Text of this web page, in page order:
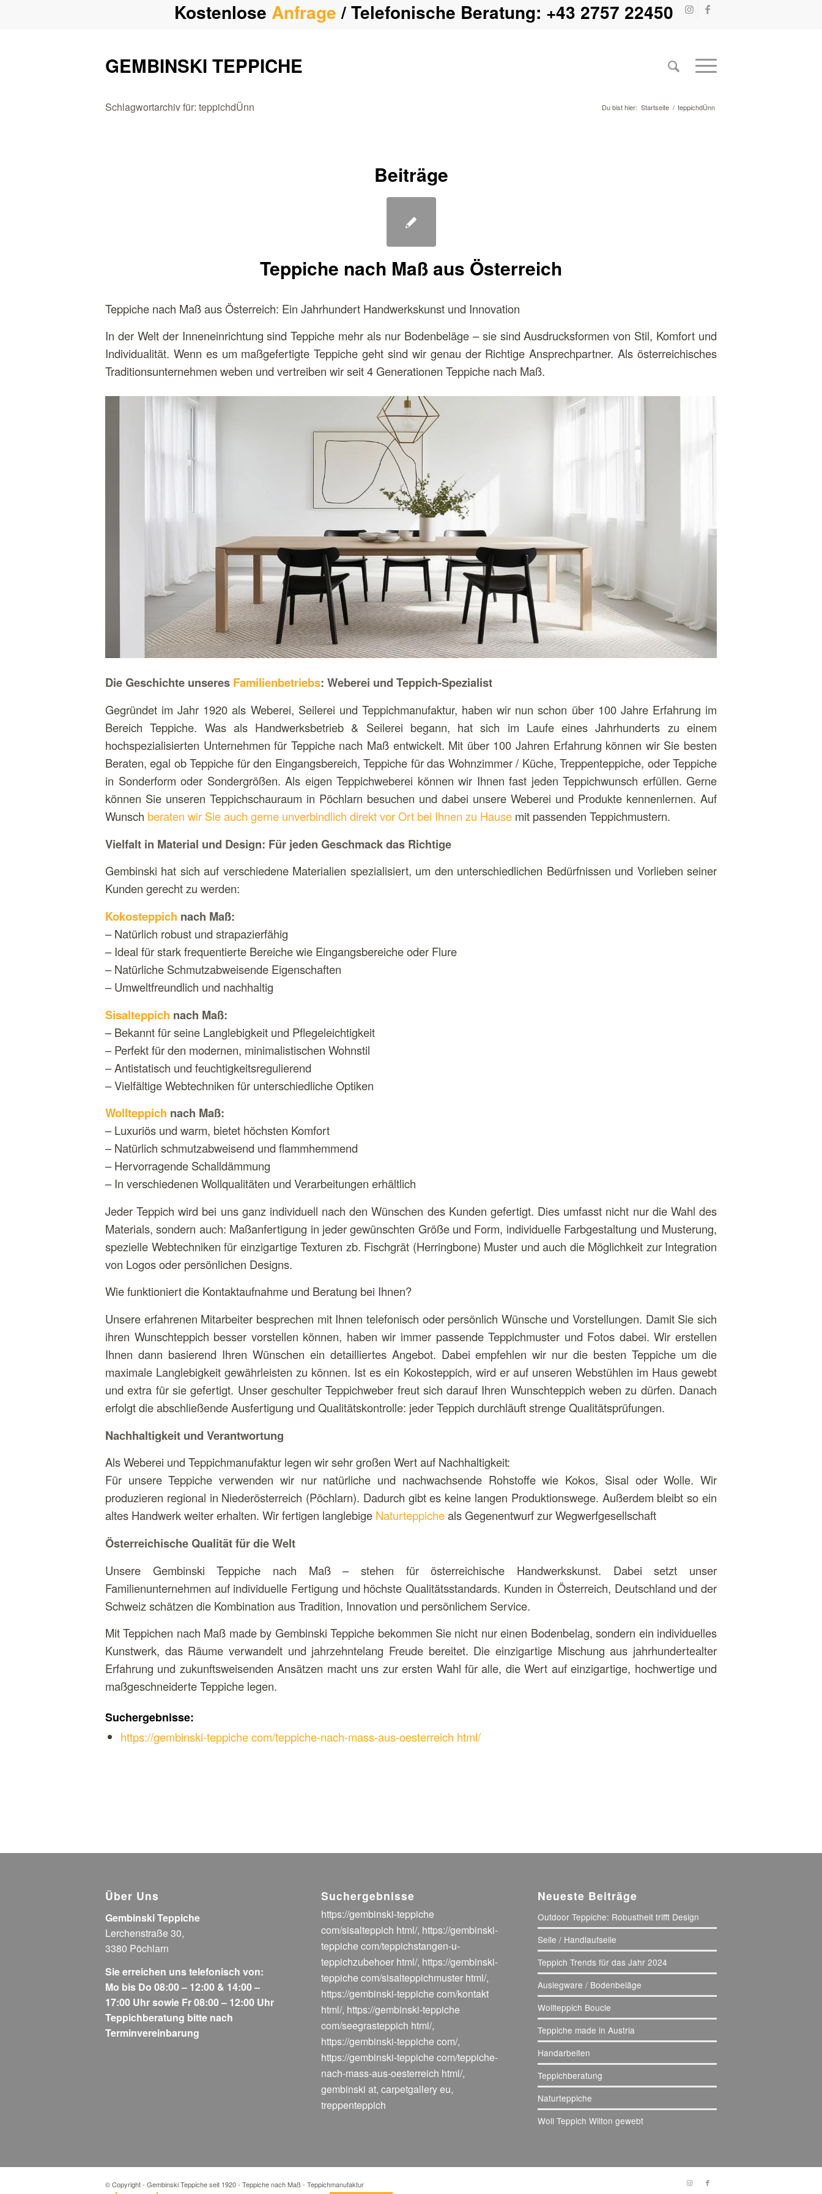
Kostenlose Anfrage/ Telefonische Beratung: +43 2757 22450
GEMBINSKI TEPPICHE
Schlagwortarchiv für: teppichdÜnn Du bist hier: Startseite / teppichdÜnn
Beiträge
Teppiche nach Maß aus Österreich
Teppiche nach Maß aus Österreich: Ein Jahrhundert Handwerkskunst und Innovation
In der Welt der Inneneinrichtung sind Teppiche mehr als nur Bodenbeläge – sie sind Ausdrucksformen von Stil, Komfort und
Individualität. Wenn es um maßgefertigte Teppiche geht sind wir genau der Richtige Ansprechpartner. Als österreichisches
Traditionsunternehmen weben und vertreiben wir seit 4 Generationen Teppiche nach Maß.
Die Geschichte unseres Familienbetriebs: Weberei und Teppich-Spezialist
Gegründet im Jahr 1920 als Weberei, Seilerei und Teppichmanufaktur, haben wir nun schon über 100 Jahre Erfahrung im
Bereich Teppiche. Was als Handwerksbetrieb & Seilerei begann, hat sich im Laufe eines Jahrhunderts zu einem
hochspezialisierten Unternehmen für Teppiche nach Maß entwickelt. Mit über 100 Jahren Erfahrung können wir Sie besten
Beraten, egal ob Teppiche für den Eingangsbereich, Teppiche für das Wohnzimmer / Küche, Treppenteppiche, oder Teppiche
in Sonderform oder Sondergrößen. Als eigen Teppichweberei können wir Ihnen fast jeden Teppichwunsch erfüllen. Gerne
können Sie unseren Teppichschauraum in Pöchlarn besuchen und dabei unsere Weberei und Produkte kennenlernen. Auf
Wunsch beraten wir Sie auch gerne unverbindlich direkt vor Ort bei Ihnen zu Hause mit passenden Teppichmustern.
Vielfalt in Material und Design: Für jeden Geschmack das Richtige
Gembinski hat sich auf verschiedene Materialien spezialisiert, um den unterschiedlichen Bedürfnissen und Vorlieben seiner
Kunden gerecht zu werden:
Kokosteppich nach Maß:
– Natürlich robust und strapazierfähig
– Ideal für stark frequentierte Bereiche wie Eingangsbereiche oder Flure
– Natürliche Schmutzabweisende Eigenschaften
– Umweltfreundlich und nachhaltig
Sisalteppich nach Maß:
– Bekannt für seine Langlebigkeit und Pflegeleichtigkeit
– Perfekt für den modernen, minimalistischen Wohnstil
– Antistatisch und feuchtigkeitsregulierend
– Vielfältige Webtechniken für unterschiedliche Optiken
Wollteppich nach Maß:
– Luxuriös und warm, bietet höchsten Komfort
– Natürlich schmutzabweisend und flammhemmend
– Hervorragende Schalldämmung
– In verschiedenen Wollqualitäten und Verarbeitungen erhältlich
Jeder Teppich wird bei uns ganz individuell nach den Wünschen des Kunden gefertigt. Dies umfasst nicht nur die Wahl des
Materials, sondern auch: Maßanfertigung in jeder gewünschten Größe und Form, individuelle Farbgestaltung und Musterung,
spezielle Webtechniken für einzigartige Texturen zb. Fischgrät (Herringbone) Muster und auch die Möglichkeit zur Integration
von Logos oder persönlichen Designs.
Wie funktioniert die Kontaktaufnahme und Beratung bei Ihnen?
Unsere erfahrenen Mitarbeiter besprechen mit Ihnen telefonisch oder persönlich Wünsche und Vorstellungen. Damit Sie sich
ihren Wunschteppich besser vorstellen können, haben wir immer passende Teppichmuster und Fotos dabei. Wir erstellen
Ihnen dann basierend Ihren Wünschen ein detailliertes Angebot. Dabei empfehlen wir nur die besten Teppiche um die
maximale Langlebigkeit gewährleisten zu können. Ist es ein Kokosteppich, wird er auf unseren Webstühlen im Haus gewebt
und extra für sie gefertigt. Unser geschulter Teppichweber freut sich darauf Ihren Wunschteppich weben zu dürfen. Danach
erfolgt die abschließende Ausfertigung und Qualitätskontrolle: jeder Teppich durchläuft strenge Qualitätsprüfungen.
Nachhaltigkeit und Verantwortung
Als Weberei und Teppichmanufaktur legen wir sehr großen Wert auf Nachhaltigkeit:
Für unsere Teppiche verwenden wir nur natürliche und nachwachsende Rohstoffe wie Kokos, Sisal oder Wolle. Wir
produzieren regional in Niederösterreich (Pöchlarn). Dadurch gibt es keine langen Produktionswege. Außerdem bleibt so ein
altes Handwerk weiter erhalten. Wir fertigen langlebige Naturteppicheals Gegenentwurf zur Wegwerfgesellschaft
Österreichische Qualität für die Welt
Unsere Gembinski Teppiche nach Maß – stehen für österreichische Handwerkskunst. Dabei setzt unser
Familienunternehmen auf individuelle Fertigung und höchste Qualitätsstandards. Kunden in Österreich, Deutschland und der
Schweiz schätzen die Kombination aus Tradition, Innovation und persönlichem Service.
Mit Teppichen nach Maß made by Gembinski Teppiche bekommen Sie nicht nur einen Bodenbelag, sondern ein individuelles
Kunstwerk, das Räume verwandelt und jahrzehntelang Freude bereitet. Die einzigartige Mischung aus jahrhundertealter
Erfahrung und zukunftsweisenden Ansätzen macht uns zur ersten Wahl für alle, die Wert auf einzigartige, hochwertige und
maßgeschneiderte Teppiche legen.
Suchergebnisse:
https://gembinski-teppiche com/teppiche-nach-mass-aus-oesterreich html/
Über Uns
Gembinski Teppiche
Lerchenstraße 30,
3380 Pöchlarn
Sie erreichen uns telefonisch von:
Mo bis Do 08:00 – 12:00 & 14:00 –
17:00 Uhr sowie Fr 08:00 – 12:00 Uhr
Teppichberatung bitte nach
Terminvereinbarung
Suchergebnisse
https://gembinski-teppiche
com/sisalteppich html/, https://gembinski-
teppiche com/teppichstangen-u-
teppichzubehoer html/, https://gembinski-
teppiche com/sisalteppichmuster html/,
https://gembinski-teppiche com/kontakt
html/, https://gembinski-teppiche
com/seegrasteppich html/,
https://gembinski-teppiche com/,
https://gembinski-teppiche com/teppiche-
nach-mass-aus-oesterreich html/,
gembinski at,carpetgallery eu,
treppenteppich
Neueste Beiträge
Outdoor Teppiche: Robustheit trifft Design
Seile / Handlaufseile
Teppich Trends für das Jahr 2024
Auslegware / Bodenbeläge
Wollteppich Boucle
Teppiche made in Austria
Handarbeiten
Teppichberatung
Naturteppiche
Woll Teppich Wilton gewebt
© Copyright - Gembinski Teppiche seit 1920 - Teppiche nach Maß - Teppichmanufaktur